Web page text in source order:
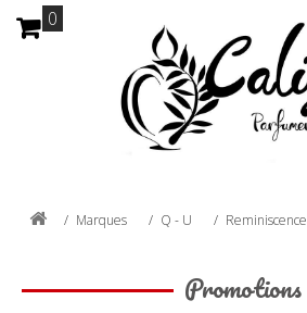
0
Marques Q - U Reminiscence
Promotions